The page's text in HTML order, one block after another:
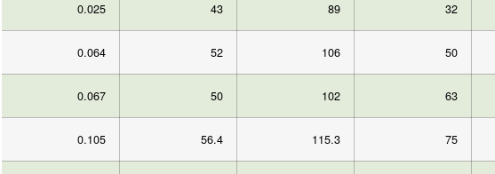
32
89
43
0.025
50
106
52
0.064
63
102
50
0.067
75
115.3
56.4
0.105